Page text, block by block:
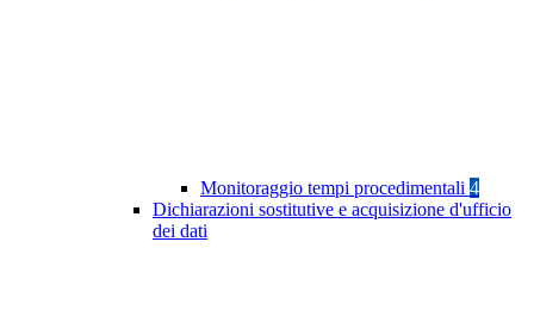
Monitoraggio tempi procedimentali 4
Dichiarazioni sostitutive e acquisizione d'ufficio
dei dati